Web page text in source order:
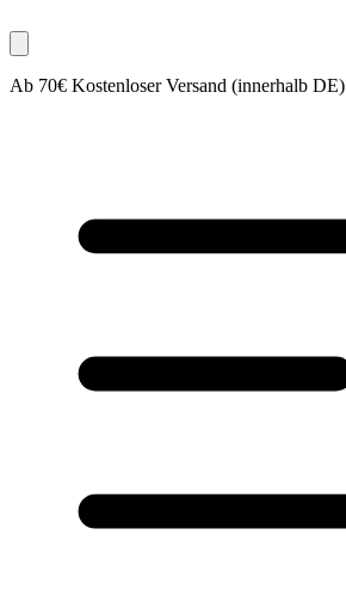
Ab 70€ Kostenloser Versand (innerhalb DE)